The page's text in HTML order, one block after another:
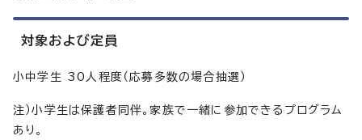
対象および定員
小中学生 30人程度（応募多数の場合抽選）
注）小学生は保護者同伴。家族で一緒に参加できるプログラム
あり。